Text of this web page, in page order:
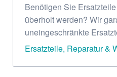
Benötigen Sie
überholt werden? Wir
uneingeschränkte
Ersatzteile, Reparatur &